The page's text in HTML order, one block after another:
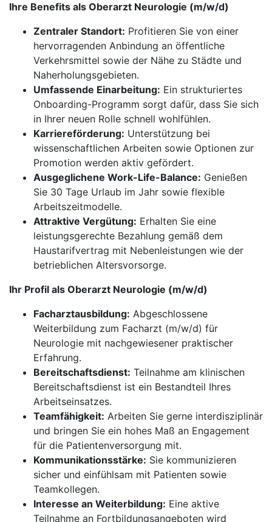
Ihre Benefits als Oberarzt Neurologie (m/w/d)
Zentraler Standort: Profitieren Sie von einer
hervorragenden Anbindung an öffentliche
Verkehrsmittel sowie der Nähe zu Städte und
Naherholungsgebieten.
Umfassende Einarbeitung: Ein strukturiertes
Onboarding-Programm sorgt dafür, dass Sie sich
in Ihrer neuen Rolle schnell wohlfühlen.
Karriereförderung: Unterstützung bei
wissenschaftlichen Arbeiten sowie Optionen zur
Promotion werden aktiv gefördert.
Ausgeglichene Work-Life-Balance: Genießen
Sie 30 Tage Urlaub im Jahr sowie flexible
Arbeitszeitmodelle.
Attraktive Vergütung: Erhalten Sie eine
leistungsgerechte Bezahlung gemäß dem
Haustarifvertrag mit Nebenleistungen wie der
betrieblichen Altersvorsorge.
Ihr Profil als Oberarzt Neurologie (m/w/d)
Facharztausbildung: Abgeschlossene
Weiterbildung zum Facharzt (m/w/d) für
Neurologie mit nachgewiesener praktischer
Erfahrung.
Bereitschaftsdienst: Teilnahme am klinischen
Bereitschaftsdienst ist ein Bestandteil Ihres
Arbeitseinsatzes.
Teamfähigkeit: Arbeiten Sie gerne interdisziplinär
und bringen Sie ein hohes Maß an Engagement
für die Patientenversorgung mit.
Kommunikationsstärke: Sie kommunizieren
sicher und einfühlsam mit Patienten sowie
Teamkollegen.
Interesse an Weiterbildung: Eine aktive
Teilnahme an Fortbildungsangeboten wird